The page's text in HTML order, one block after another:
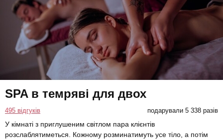
SPA в темряві для двох
495 відгуків подарували 5 338 разів
У кімнаті з приглушеним світлом пара клієнтів
розслаблятиметься. Кожному розминатимуть усе тіло, а потім